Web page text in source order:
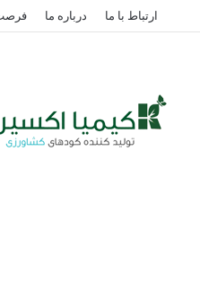
ارتباط با ما درباره ما
کود پلت مرغی ۷۰٪ و